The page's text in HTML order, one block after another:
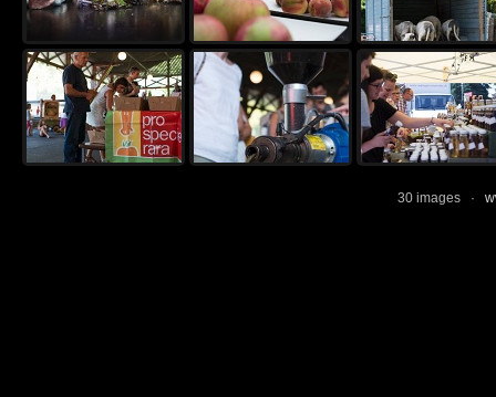
30 images ·